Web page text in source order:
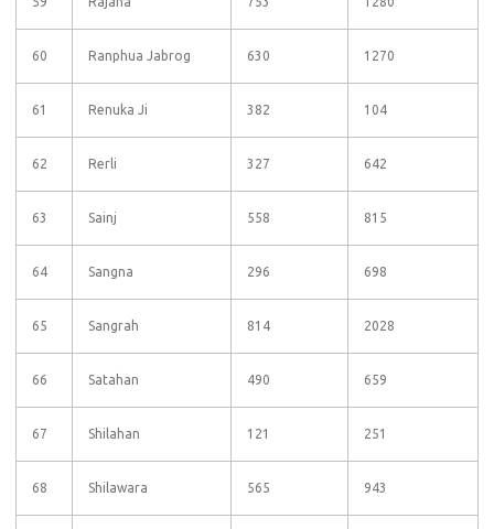
60 Ranphua Jabrog 630 1270
61 Renuka Ji 382 104
62 Rerli 327 642
63 Sainj 558 815
64 Sangna 296 698
65 Sangrah 814 2028
66 Satahan 490 659
67 Shilahan 121 251
68 Shilawara 565 943